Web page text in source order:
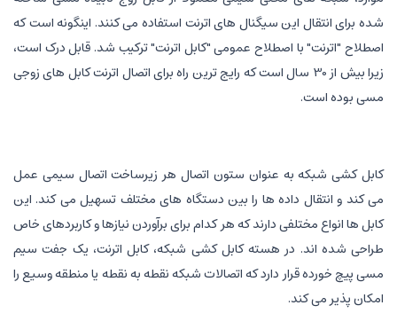
شده برای انتقال این سیگنال های اترنت استفاده می کنند. اینگونه است که
اصطلاح "اترنت" با اصطلاح عمومی "کابل اترنت" ترکیب شد. قابل درک است،
زیرا بیش از 30 سال است که رایج ترین راه برای اتصال اترنت کابل های زوجی
مسی بوده است.
کابل کشی شبکه به عنوان ستون اتصال هر زیرساخت اتصال سیمی عمل
می کند و انتقال داده ها را بین دستگاه های مختلف تسهیل می کند. این
کابل ها انواع مختلفی دارند که هر کدام برای برآوردن نیازها و کاربردهای خاص
طراحی شده اند. در هسته کابل کشی شبکه، کابل اترنت، یک جفت سیم
مسی پیچ خورده قرار دارد که اتصالات شبکه نقطه به نقطه یا منطقه وسیع را
امکان پذیر می کند.